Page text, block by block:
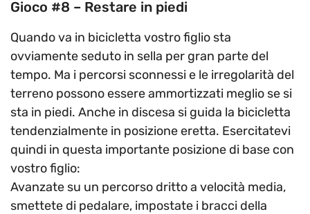
Gioco #8 – Restare in piedi
Quando va in bicicletta vostro figlio sta
ovviamente seduto in sella per gran parte del
tempo. Ma i percorsi sconnessi e le irregolarità del
terreno possono essere ammortizzati meglio se si
sta in piedi. Anche in discesa si guida la bicicletta
tendenzialmente in posizione eretta. Esercitatevi
quindi in questa importante posizione di base con
vostro figlio:
Avanzate su un percorso dritto a velocità media,
smettete di pedalare, impostate i bracci della